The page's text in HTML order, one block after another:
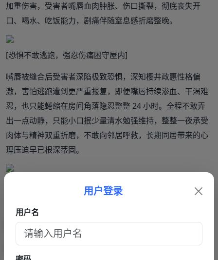
加重伤害，受害者嘴唇血肉肿胀、伤口撕裂，彻底丧失开
口、喝水、吃饭能力，剧痛伴随窒息感折磨整晚。
[恐惧不敢逃跑，强忍伤痛困守屋内]
嘴唇被缝合后受害者深陷极致恐惧，深知樱井政惠性格偏
激，害怕逃跑遭到更严重报复，即便嘴唇持续渗血、干渴难
忍，也只能蜷缩在房间角落隐忍整整 24 小时。全程不敢弄
出一点动静，只能小口抿少量清水勉强维持，整整一夜承受
肉体与精神双重折磨，不敢向邻居呼救，长期同居带来的心
理压迫早已根深蒂固。
[趁嫌犯外出逃至店铺，一纸求救引店员报警
6 月 30 日樱井政惠出门办事，受害者抓住唯一逃生机会，强
忍撕裂痛感狂奔至附近便利店。嘴唇缝合无法发出半点声
音，颤抖写下 “请救救我” 纸条递给店员，店员见到伤者渗血
用户登录
用户名